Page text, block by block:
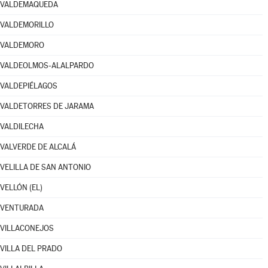
VALDEMAQUEDA
VALDEMORILLO
VALDEMORO
VALDEOLMOS-ALALPARDO
VALDEPIÉLAGOS
VALDETORRES DE JARAMA
VALDILECHA
VALVERDE DE ALCALÁ
VELILLA DE SAN ANTONIO
VELLÓN (EL)
VENTURADA
VILLACONEJOS
VILLA DEL PRADO